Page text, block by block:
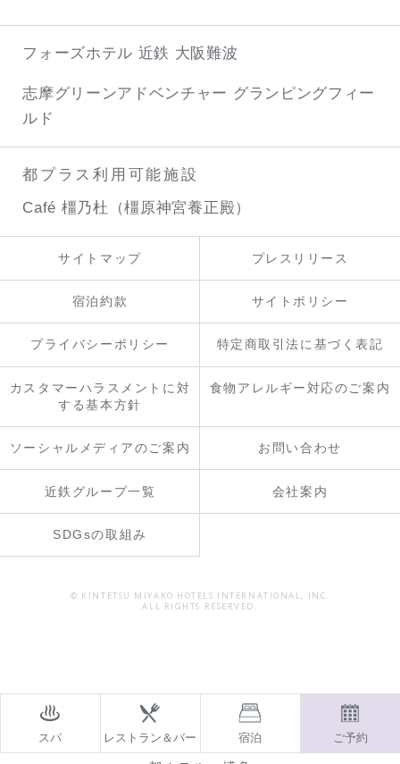
フォーズホテル 近鉄 大阪難波
志摩グリーンアドベンチャー グランピングフィー
ルド
都プラス利用可能施設
Café 橿乃杜（橿原神宮養正殿）
サイトマップ プレスリリース
宿泊約款 サイトポリシー
プライバシーポリシー 特定商取引法に基づく表記
カスタマーハラスメントに対
する基本方針
食物アレルギー対応のご案内
ソーシャルメディアのご案内 お問い合わせ
近鉄グループ一覧 会社案内
SDGsの取組み
© KINTETSU MIYAKO HOTELS INTERNATIONAL, INC.
ALL RIGHTS RESERVED.
スパ レストラン＆バー 宿泊 ご予約